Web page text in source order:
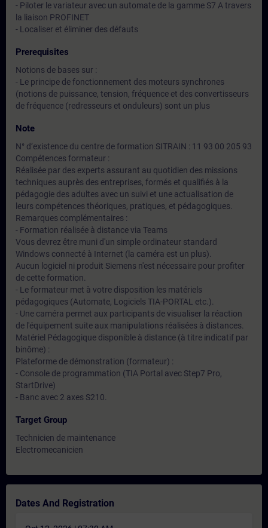
- Piloter le variateur avec un automate de la gamme S7 A travers
la liaison PROFINET
- Localiser et éliminer des défauts
Prerequisites
Notions de bases sur :
- Le principe de fonctionnement des moteurs synchrones
(notions de puissance, tension, fréquence et des convertisseurs
de fréquence (redresseurs et onduleurs) sont un plus
Note
N° d’existence du centre de formation SITRAIN : 11 93 00 205 93
Compétences formateur :
Réalisée par des experts assurant au quotidien des missions
techniques auprès des entreprises, formés et qualifiés à la
pédagogie des adultes avec un suivi et une actualisation de
leurs compétences théoriques, pratiques, et pédagogiques.
Remarques complémentaires :
- Formation réalisée à distance via Teams
Vous devrez être muni d'un simple ordinateur standard
Windows connecté à Internet (la caméra est un plus).
Aucun logiciel ni produit Siemens n'est nécessaire pour profiter
de cette formation.
- Le formateur met à votre disposition les matériels
pédagogiques (Automate, Logiciels TIA-PORTAL etc.).
- Une caméra permet aux participants de visualiser la réaction
de l'équipement suite aux manipulations réalisées à distances.
Matériel Pédagogique disponible à distance (à titre indicatif par
binôme) :
Plateforme de démonstration (formateur) :
- Console de programmation (TIA Portal avec Step7 Pro,
StartDrive)
- Banc avec 2 axes S210.
Target Group
Technicien de maintenance
Electromecanicien
Dates And Registration